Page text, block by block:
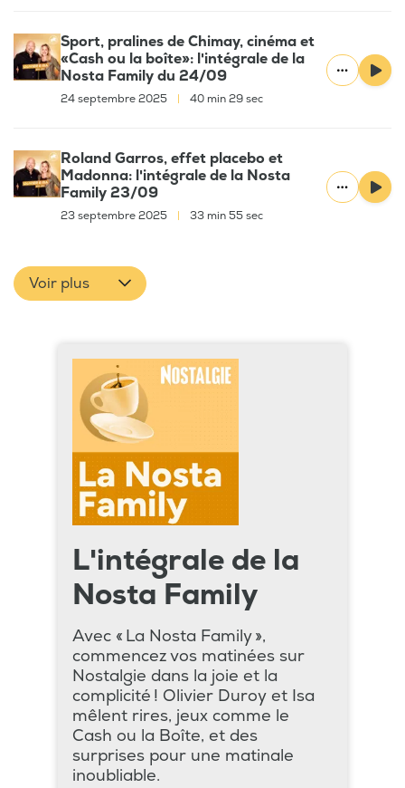
Sport, pralines de Chimay, cinéma et
«Cash ou la boîte»: l'intégrale de la
Nosta Family du 24/09
24 septembre 2025 40 min 29 sec
Roland Garros, effet placebo et
Madonna: l'intégrale de la Nosta
Family 23/09
23 septembre 2025 33 min 55 sec
Voir plus
L'intégrale de la
Nosta Family
Avec « La Nosta Family »,
commencez vos matinées sur
Nostalgie dans la joie et la
complicité ! Olivier Duroy et Isa
mêlent rires, jeux comme le
Cash ou la Boîte, et des
surprises pour une matinale
inoubliable.